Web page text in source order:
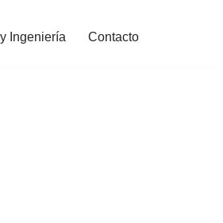
Ingeniería Contacto